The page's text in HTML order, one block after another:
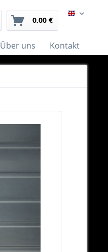
0,00 € English
Über uns Kontakt